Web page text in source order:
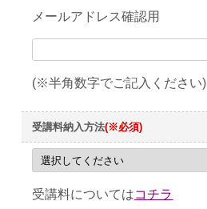
メールアドレス確認用
(※半角数字でご記入ください)
受講料納入方法(※必須)
受講料についてはコチラ